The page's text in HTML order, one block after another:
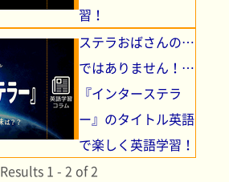
習！
ステラおばさんの…
ではありません！…
『インターステラ
ー』のタイトル英語
で楽しく英語学習！
Results 1 - 2 of 2